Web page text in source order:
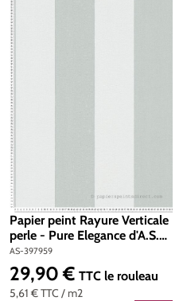
Papier peint Rayure Verticale
perle - Pure Elegance d'A.S.
Création | Réf. AS-397959
AS-397959
5,61 €TTC / m2
Prix régulier :
29,90 € TTC le rouleau